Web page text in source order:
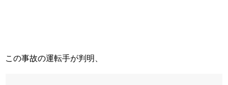
この事故の運転手が判明、